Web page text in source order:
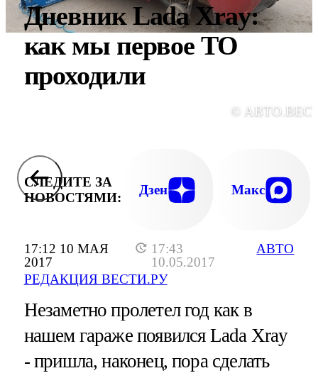
17:12 10 МАЯ
2017
17:43
10.05.2017
РЕДАКЦИЯ ВЕСТИ.РУ
АВТО
Дневник Lada Xray:
как мы первое ТО
проходили
©
СЛЕДИТЕ ЗА
НОВОСТЯМИ:
Дзен Макс
Незаметно пролетел год как в
нашем гараже появился Lada Xray
- пришла, наконец, пора сделать